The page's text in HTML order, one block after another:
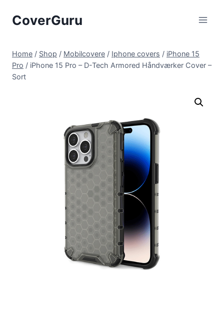
CoverGuru
Home / Shop / Mobilcovere / Iphone covers / iPhone 15
Pro / iPhone 15 Pro – D-Tech Armored Håndværker Cover –
Sort